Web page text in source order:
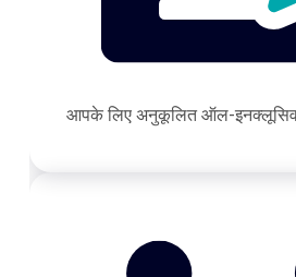
आपके लिए अनुकूलित ऑल-